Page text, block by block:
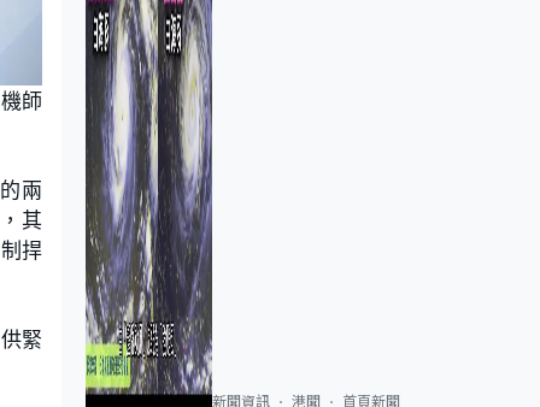
師
兩
其
捍
緊
新聞資訊 港聞 首頁新聞